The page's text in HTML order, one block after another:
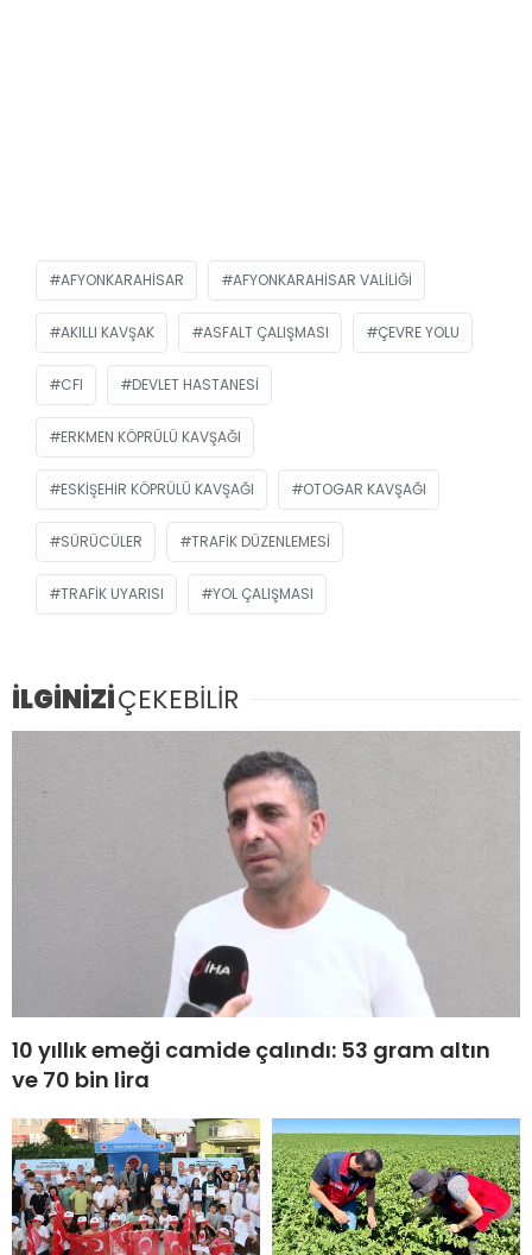
AFYONKARAHISAR AFYONKARAHISAR VALILIĞI
AKILLI KAVŞAK ASFALT ÇALIŞMASI ÇEVRE YOLU
CFI DEVLET HASTANESI
ERKMEN KÖPRÜLÜ KAVŞAĞI
ESKIŞEHIR KÖPRÜLÜ KAVŞAĞI OTOGAR KAVŞAĞI
SÜRÜCÜLER TRAFIK DÜZENLEMESI
TRAFIK UYARISI YOL ÇALIŞMASI
İLGİNİZİÇEKEBİLİR
10 yıllık emeği camide çalındı: 53 gram altın
ve 70 bin lira